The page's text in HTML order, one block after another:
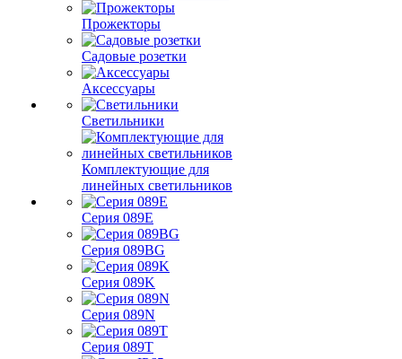
Прожекторы
Садовые розетки
Аксессуары
Светильники
Комплектующие для
линейных светильников
Серия 089E
Серия 089BG
Серия 089K
Серия 089N
Серия 089T